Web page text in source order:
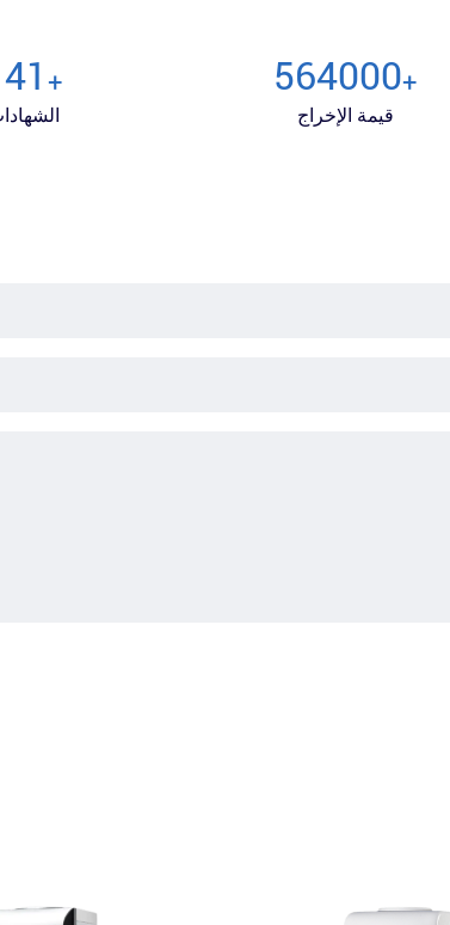
+ 600000+
قيمة الإخراج